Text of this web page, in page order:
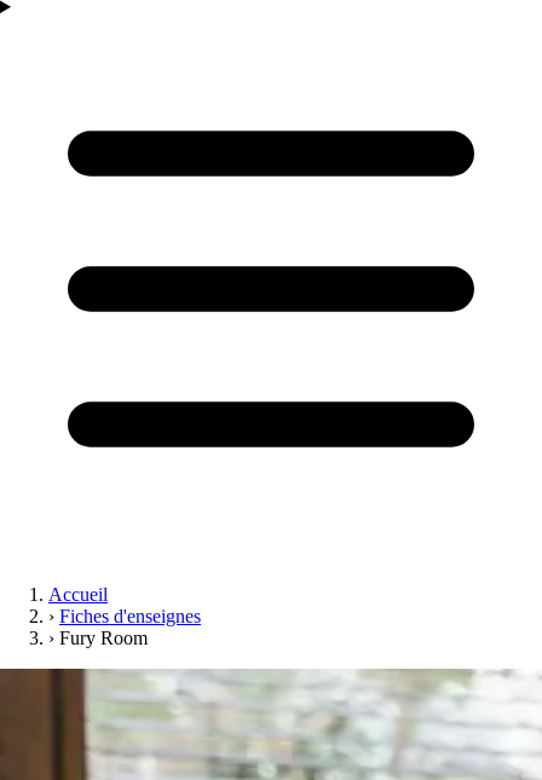
Accueil
› Fiches d'enseignes
› Fury Room